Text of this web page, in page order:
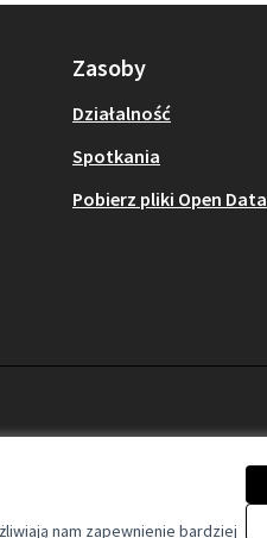
nam zapewnienie bardziej
Zasoby
Działalność
Spotkania
Pobierz pliki Open Data